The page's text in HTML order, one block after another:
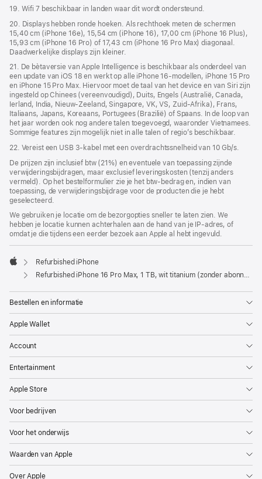
19. Wifi 7 beschikbaar in landen waar dit wordt ondersteund.
20. Displays hebben ronde hoeken. Als rechthoek meten de schermen
15,40 cm (iPhone 16e), 15,54 cm (iPhone 16), 17,00 cm (iPhone 16 Plus),
15,93 cm (iPhone 16 Pro) of 17,43 cm (iPhone 16 Pro Max) diagonaal.
Daadwerkelijke displays zijn kleiner.
21. De bètaversie van Apple Intelligence is beschikbaar als onderdeel van
een update van iOS 18 en werkt op alle iPhone 16-modellen, iPhone 15 Pro
en iPhone 15 Pro Max. Hiervoor moet de taal van het device en van Siri zijn
ingesteld op Chinees (vereenvoudigd), Duits, Engels (Australië, Canada,
Ierland, India, Nieuw-Zeeland, Singapore, VK, VS, Zuid-Afrika), Frans,
Italiaans, Japans, Koreaans, Portugees (Brazilië) of Spaans. In de loop van
het jaar worden ook nog andere talen toegevoegd, waaronder Vietnamees.
Sommige features zijn mogelijk niet in alle talen of regio’s beschikbaar.
22. Vereist een USB 3-kabel met een overdrachts­snelheid van 10 Gb/s.
De prijzen zijn inclusief btw (21%) en eventuele van toepassing zijnde
verwijderingsbijdragen, maar exclusief leveringskosten (tenzij anders
vermeld). Op het bestelformulier zie je het btw-bedrag en, indien van
toepassing, de verwijderingsbijdrage voor de producten die je hebt
geselecteerd.
We gebruiken je locatie om de bezorgopties sneller te laten zien. We
hebben je locatie kunnen achterhalen aan de hand van je IP-adres, of
omdat je die tijdens een eerder bezoek aan Apple al hebt ingevuld.
Apple
Refurbished iPhone
Refurbished iPhone 16 Pro Max, 1 TB, wit titanium (zonder abonnement)
Bestellen en informatie
Apple Wallet
Account
Entertainment
Apple Store
Voor bedrijven
Voor het onderwijs
Waarden van Apple
Over Apple